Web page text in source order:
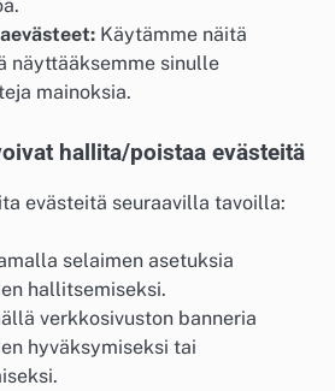
Käytämme näitä
näyttääksemme sinulle
mainoksia.
hallita/poistaa evästeitä
evästeitä seuraavilla tavoilla:
selaimen asetuksia
hallitsemiseksi.
verkkosivuston banneria
hyväksymiseksi tai